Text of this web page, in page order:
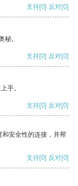
支持[0] 反对[0]
秘。
支持[0] 反对[0]
手。
支持[0] 反对[0]
安全性的连接，并帮
支持[0] 反对[0]